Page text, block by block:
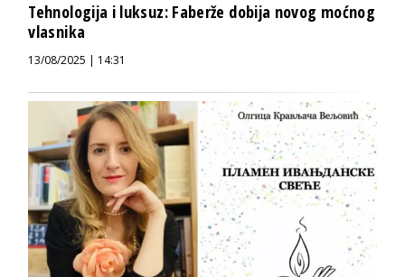
Tehnologija i luksuz: Faberže dobija novog moćnog
vlasnika
13/08/2025 | 14:31